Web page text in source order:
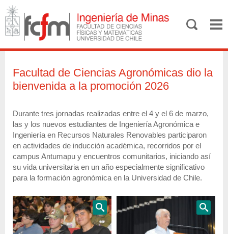
Facultad de Ciencias Agronómicas dio la
bienvenida a la promoción 2026
Durante tres jornadas realizadas entre el 4 y el 6 de marzo,
las y los nuevos estudiantes de Ingeniería Agronómica e
Ingeniería en Recursos Naturales Renovables participaron
en actividades de inducción académica, recorridos por el
campus Antumapu y encuentros comunitarios, iniciando así
su vida universitaria en un año especialmente significativo
para la formación agronómica en la Universidad de Chile.